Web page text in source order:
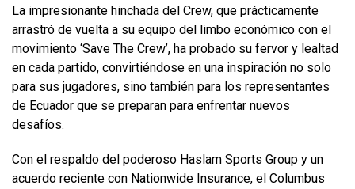
La impresionante hinchada del Crew, que prácticamente
arrastró de vuelta a su equipo del limbo económico con el
movimiento ‘Save The Crew’, ha probado su fervor y lealtad
en cada partido, convirtiéndose en una inspiración no solo
para sus jugadores, sino también para los representantes
de Ecuador que se preparan para enfrentar nuevos
desafíos.
Con el respaldo del poderoso Haslam Sports Group y un
acuerdo reciente con Nationwide Insurance, el Columbus